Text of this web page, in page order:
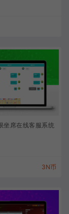
坐席在线客服系统
3N币